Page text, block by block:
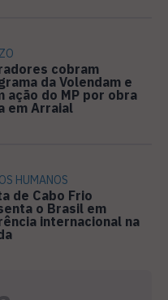
cobram
da Volendam e
ação do MP por obra
em Arraial
HUMANOS
de Cabo Frio
o Brasil em
internacional na